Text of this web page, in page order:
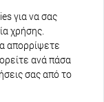
για να σας
χρήσης.
απορρίψετε
ανά πάσα
σας από το